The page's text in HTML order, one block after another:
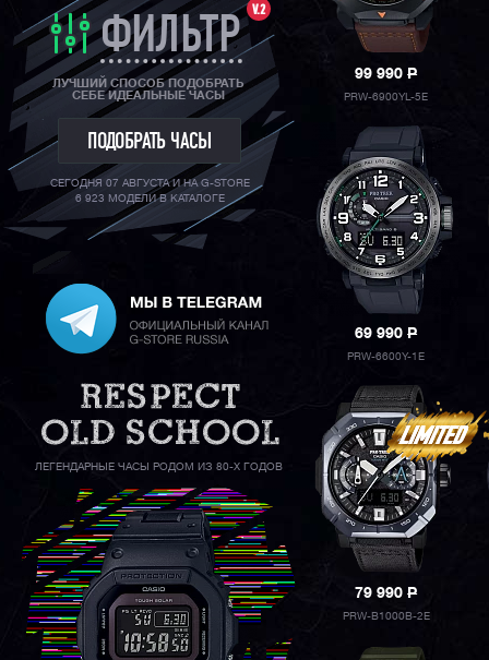
V.2
ФИЛЬТР
ЛУЧШИЙ СПОСОБ ПОДОБРАТЬ
СЕБЕ ИДЕАЛЬНЫЕ ЧАСЫ
ПОДОБРАТЬ ЧАСЫ
СЕГОДНЯ 07 АВГУСТА И НА G-STORE
6 923 МОДЕЛИ В КАТАЛОГЕ
ЛЕГЕНДАРНЫЕ ЧАСЫ РОДОМ ИЗ 80-Х ГОДОВ
99 990P
PRW-6900YL-5E
69 990P
PRW-6600Y-1E
79 990P
PRW-B1000B-2E